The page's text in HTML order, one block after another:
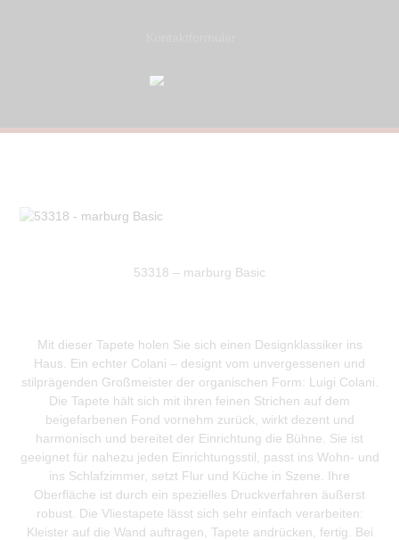
53318 – marburg Basic
Mit dieser Tapete holen Sie sich einen Designklassiker ins
Haus. Ein echter Colani – designt vom unvergessenen und
stilprägenden Großmeister der organischen Form: Luigi Colani.
Die Tapete hält sich mit ihren feinen Strichen auf dem
beigefarbenen Fond vornehm zurück, wirkt dezent und
harmonisch und bereitet der Einrichtung die Bühne. Sie ist
geeignet für nahezu jeden Einrichtungsstil, passt ins Wohn- und
ins Schlafzimmer, setzt Flur und Küche in Szene. Ihre
Oberfläche ist durch ein spezielles Druckverfahren äußerst
robust. Die Vliestapete lässt sich sehr einfach verarbeiten:
Kleister auf die Wand auftragen, Tapete andrücken, fertig. Bei